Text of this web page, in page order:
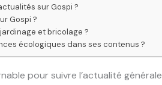
sur Gospi ?
Gospi ?
et bricolage ?
écologiques dans ses contenus ?
pour suivre l’actualité générale